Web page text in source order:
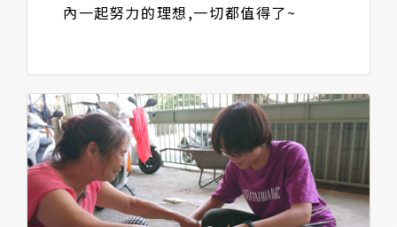
內一起努力的理想,一切都值得了~